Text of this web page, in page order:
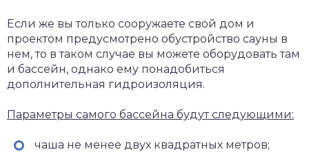
Если же вы только сооружаете свой дом и
проектом предусмотрено обустройство сауны в
нем, то в таком случае вы можете оборудовать там
и бассейн, однако ему понадобиться
дополнительная гидроизоляция.
Параметры самого бассейна будут следующими:
чаша не менее двух квадратных метров;